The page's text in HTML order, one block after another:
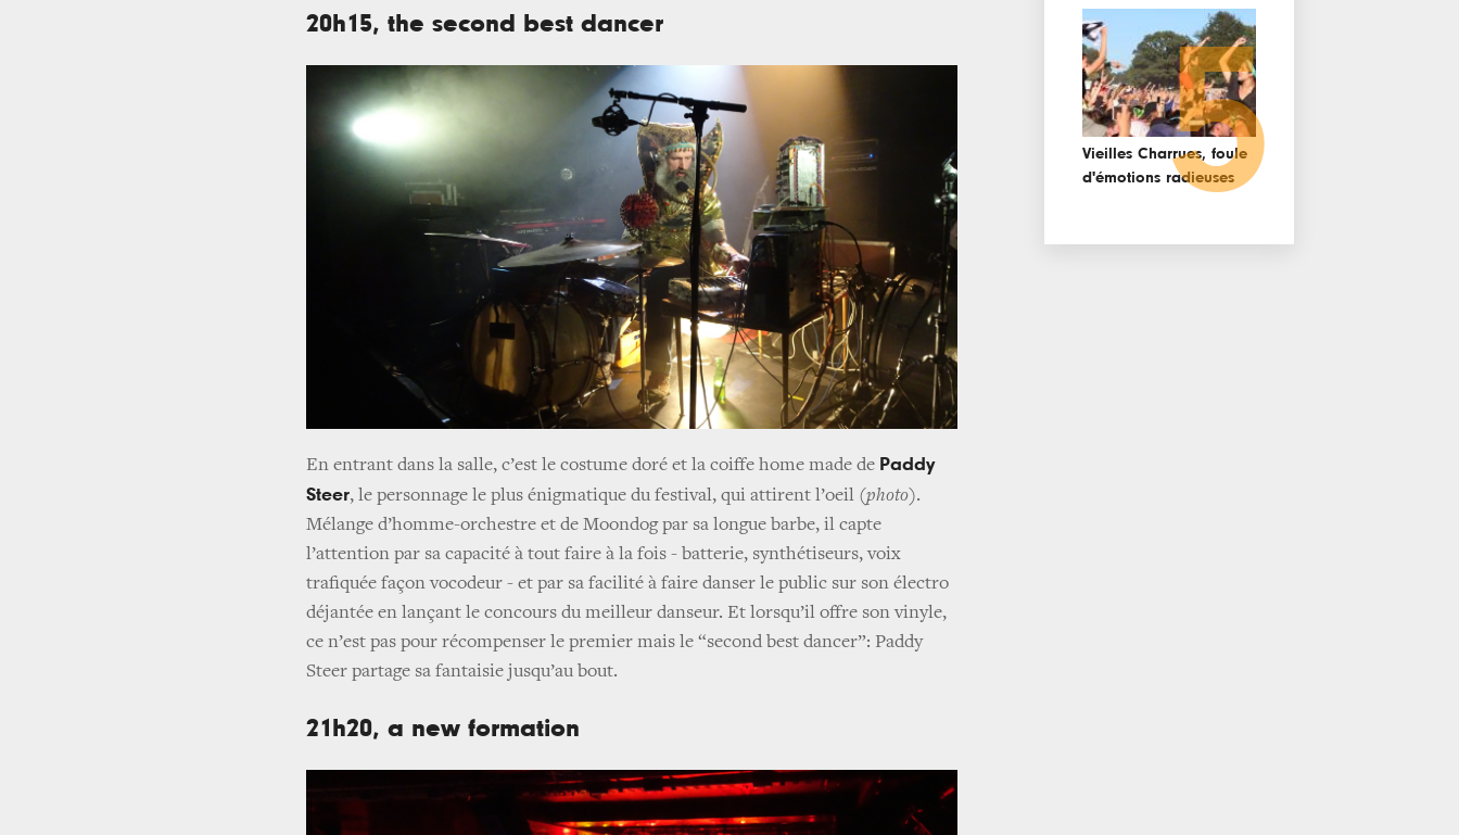
20h15, the second best dancer
En entrant dans la salle, c’est le costume doré et la coiffe home made de Paddy
Steer, le personnage le plus énigmatique du festival, qui attirent l’oeil (photo).
Mélange d’homme-orchestre et de Moondog par sa longue barbe, il capte
l’attention par sa capacité à tout faire à la fois - batterie, synthétiseurs, voix
trafiquée façon vocodeur - et par sa facilité à faire danser le public sur son électro
déjantée en lançant le concours du meilleur danseur. Et lorsqu’il offre son vinyle,
ce n’est pas pour récompenser le premier mais le “second best dancer”: Paddy
Steer partage sa fantaisie jusqu’au bout.
21h20, a new formation
Vieilles Charrues, foule
d'émotions radieuses
5